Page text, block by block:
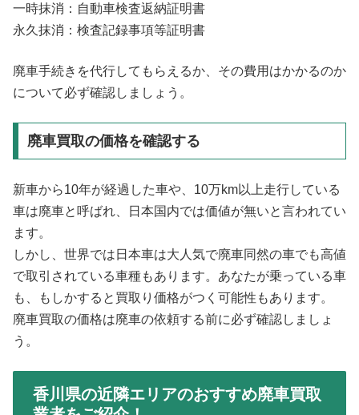
一時抹消：自動車検査返納証明書
永久抹消：検査記録事項等証明書
廃車手続きを代行してもらえるか、その費用はかかるのか
について必ず確認しましょう。
廃車買取の価格を確認する
新車から10年が経過した車や、10万km以上走行している
車は廃車と呼ばれ、日本国内では価値が無いと言われてい
ます。
しかし、世界では日本車は大人気で廃車同然の車でも高値
で取引されている車種もあります。あなたが乗っている車
も、もしかすると買取り価格がつく可能性もあります。
廃車買取の価格は廃車の依頼する前に必ず確認しましょ
う。
香川県の近隣エリアのおすすめ廃車買取